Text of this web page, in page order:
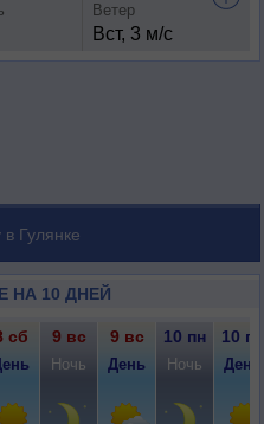
Ветер
Вст, 3 м/с
Гулянке
НА 10 ДНЕЙ
сб 9 вс 9 вс 10 пн 10 пн
Ночь День Ночь День